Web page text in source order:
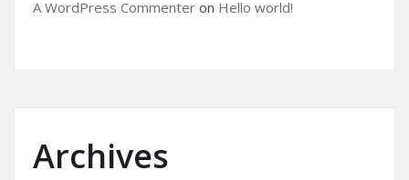
A WordPress Commenter on Hello world!
Archives